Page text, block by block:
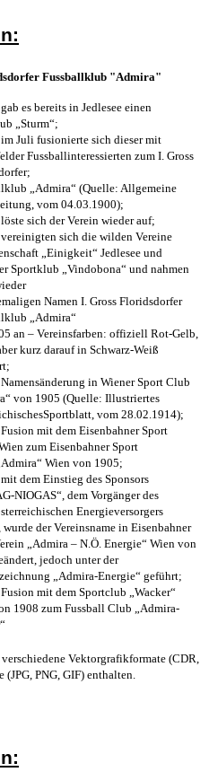
Fussballklub "Admira"
es bereits in Jedlesee einen
„Sturm“;
Juli fusionierte sich dieser mit
Fussballinteressierten zum I. Gross
;
„Admira“ (Quelle: Allgemeine
vom 04.03.1900);
sich der Verein wieder auf;
sich die wilden Vereine
„Einigkeit“ Jedlesee und
Sportklub „Vindobona“ und nahmen
Namen I. Gross Floridsdorfer
„Admira“
an – Vereinsfarben: offiziell Rot-Gelb,
kurz darauf in Schwarz-Weiß
in Wiener Sport Club
von 1905 (Quelle: Illustriertes
vom 28.02.1914);
mit dem Eisenbahner Sport
zum Eisenbahner Sport
Wien von 1905;
dem Einstieg des Sponsors
NIOGAS“, dem Vorgänger des
Energieversorgers
wurde der Vereinsname in Eisenbahner
„Admira – N.Ö. Energie“ Wien von
jedoch unter der
„Admira-Energie“ geführt;
mit dem Sportclub „Wacker“
1908 zum Fussball Club „Admira-
Vektorgrafikformate (CDR,
PNG, GIF) enthalten.